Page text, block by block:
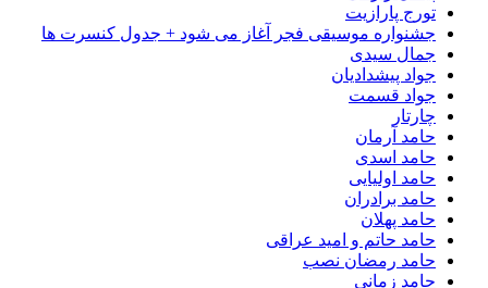
تورج پارازیت
جشنواره موسیقی فجر آغاز می شود + جدول کنسرت ها
جمال سیدی
جواد پیشدادیان
جواد قسمت
چارتار
حامد آرمان
حامد اسدی
حامد اولیایی
حامد برادران
حامد پهلان
حامد حاتم و امید عراقی
حامد رمضان نصب
حامد زمانی